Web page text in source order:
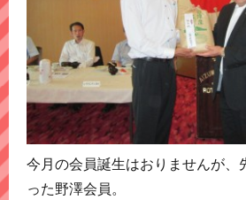
今月の会員誕生はおりませんが、
った野澤会員。